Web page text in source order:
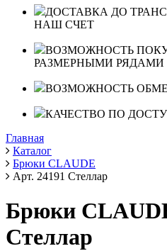
ДОСТАВКА ДО
НАШ СЧЕТ
ВОЗМОЖНОСТЬ
РАЗМЕРНЫМИ РЯДАМИ
ВОЗМОЖНОСТЬ
КАЧЕСТВО ПО
Главная
Каталог
Брюки CLAUDE
Арт. 24191 Стеллар
Брюки
Стеллар